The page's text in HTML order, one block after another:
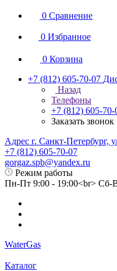
0 Сравнение
0 Избранное
0 Корзина
+7 (812) 605-70-07
Назад
Телефоны
+7 (812) 605-70-
Заказать звонок
Адрес г. Санкт-Петербург,
+7 (812) 605-70-07
gorgaz.spb@yandex.ru
Режим работы
Пн-Пт 9:00 - 19:00<br> Сб-
WaterGas
Каталог